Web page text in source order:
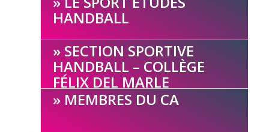
HANDBALL
SECTION SPORTIVE
HANDBALL – COLLÈGE
FÉLIX DEL MARLE
MEMBRES DU CA